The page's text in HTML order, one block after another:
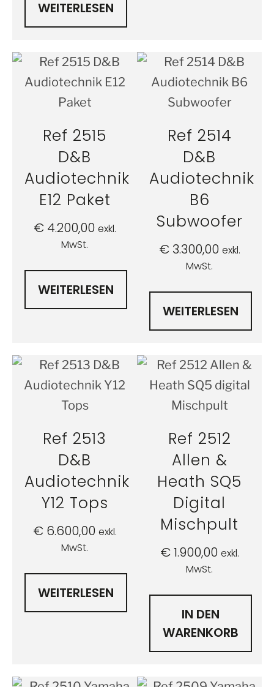
WEITERLESEN
Ref 2515
D&B
Audiotechnik
E12 Paket
€4.200,00 exkl.
MwSt.
WEITERLESEN
Ref 2514
D&B
Audiotechnik
B6
Subwoofer
€3.300,00 exkl.
MwSt.
WEITERLESEN
Ref 2513
D&B
Audiotechnik
Y12 Tops
€6.600,00 exkl.
MwSt.
WEITERLESEN
Ref 2512
Allen &
Heath SQ5
Digital
Mischpult
€1.900,00 exkl.
MwSt.
IN DEN
WARENKORB